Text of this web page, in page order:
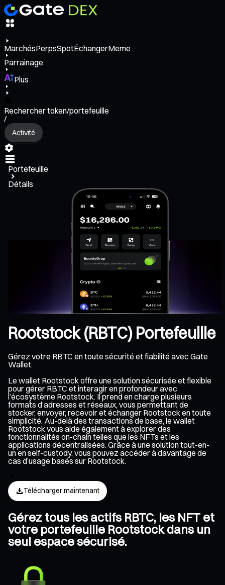
MarchésPerpsSpotÉchangerMeme
Parrainage
Plus
Rechercher token/portefeuille
/
Activité
Portefeuille
Détails
Rootstock (RBTC) Portefeuille
Gérez votre RBTC en toute sécurité et fiabilité avec Gate
Wallet.
Le wallet Rootstock offre une solution sécurisée et flexible
pour gérer RBTC et interagir en profondeur avec
l’écosystème Rootstock. Il prend en charge plusieurs
formats d’adresses et réseaux, vous permettant de
stocker, envoyer, recevoir et échanger Rootstock en toute
simplicité. Au-delà des transactions de base, le wallet
Rootstock vous aide également à explorer des
fonctionnalités on-chain telles que les NFTs et les
applications décentralisées. Grâce à une solution tout-en-
un en self-custody, vous pouvez accéder à davantage de
cas d’usage basés sur Rootstock.
Télécharger maintenant
Gérez tous les actifs RBTC, les NFT et
votre portefeuille Rootstock dans un
seul espace sécurisé.